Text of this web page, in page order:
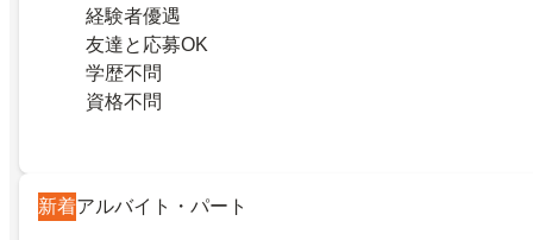
経験者優遇
友達と応募OK
学歴不問
資格不問
新着アルバイト・パート